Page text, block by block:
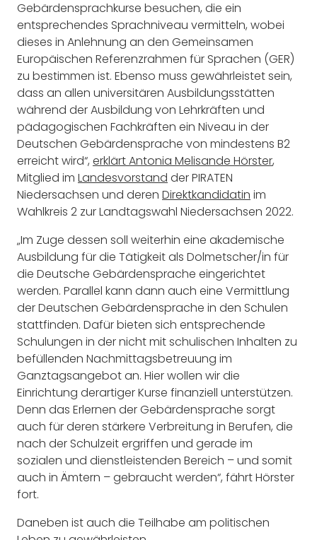
Gebärdensprachkurse besuchen, die ein
entsprechendes Sprachniveau vermitteln, wobei
dieses in Anlehnung an den Gemeinsamen
Europäischen Referenzrahmen für Sprachen (GER)
zu bestimmen ist. Ebenso muss gewährleistet sein,
dass an allen universitären Ausbildungsstätten
während der Ausbildung von Lehrkräften und
pädagogischen Fachkräften ein Niveau in der
Deutschen Gebärdensprache von mindestens B2
erreicht wird“, erklärt Antonia Melisande Hörster,
Mitglied im Landesvorstand der PIRATEN
Niedersachsen und deren Direktkandidatin im
Wahlkreis 2 zur Landtagswahl Niedersachsen 2022.
„Im Zuge dessen soll weiterhin eine akademische
Ausbildung für die Tätigkeit als Dolmetscher/in für
die Deutsche Gebärdensprache eingerichtet
werden. Parallel kann dann auch eine Vermittlung
der Deutschen Gebärdensprache in den Schulen
stattfinden. Dafür bieten sich entsprechende
Schulungen in der nicht mit schulischen Inhalten zu
befüllenden Nachmittagsbetreuung im
Ganztagsangebot an. Hier wollen wir die
Einrichtung derartiger Kurse finanziell unterstützen.
Denn das Erlernen der Gebärdensprache sorgt
auch für deren stärkere Verbreitung in Berufen, die
nach der Schulzeit ergriffen und gerade im
sozialen und dienstleistenden Bereich – und somit
auch in Ämtern – gebraucht werden“, fährt Hörster
fort.
Daneben ist auch die Teilhabe am politischen